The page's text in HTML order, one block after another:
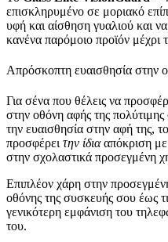
επισκληρυμένο σε μοριακό
υφή και αίσθηση γυαλιού και
κανένα παρόμοιο προϊόν μέχρι
Απρόσκοπτη ευαισθησία στην
Για σένα που θέλεις να
στην οθόνη αφής της
την ευαισθησία στην αφή της, το
προσφέρει την ίδιααπόκριση με
στην σχολαστικά προσεγμένη
Επιπλέον χάρη στην
οθόνης της συσκευής σου έως
γενικότερη εμφάνιση του
του.